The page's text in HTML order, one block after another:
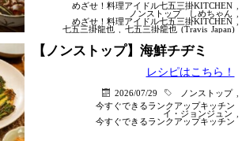
めざせ！料理アイドル七五三掛KITCHEN
ノンストップ
しめちゃん
めざせ！料理アイドル七五三掛KITCHEN
七五三掛龍也
七五三掛龍也 (Travis Japan)
【ノンストップ】海鮮チヂミ
レシピはこちら！
2026/07/29 ノンストップ
今すぐできるランクアップキッチン
イ・ジョンジュン
今すぐできるランクアップキッチン